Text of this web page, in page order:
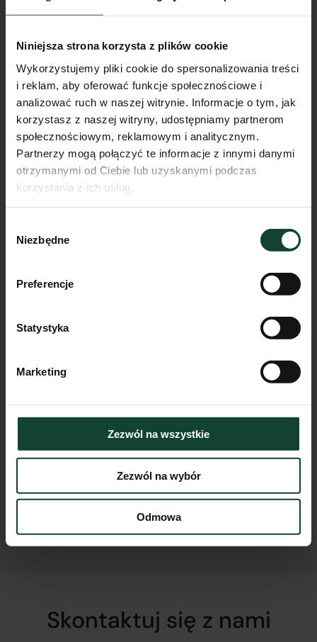
Niniejsza strona korzysta z plików cookie
Wykorzystujemy pliki cookie do spersonalizowania treści
i reklam, aby oferować funkcje społecznościowe i
analizować ruch w naszej witrynie. Informacje o tym, jak
korzystasz z naszej witryny, udostępniamy partnerom
społecznościowym, reklamowym i analitycznym.
Partnerzy mogą połączyć te informacje z innymi danymi
otrzymanymi od Ciebie lub uzyskanymi podczas
korzystania z ich usług.
zgody
Niezbędne
Preferencje
Statystyka
Marketing
Zezwól na wszystkie
Zezwól na wybór
Odmowa
Pokoje
Piętro
0
m²
Przejdź do karty lokalu
Lokal Lokal usługowy nr 1
Pokoje
0
m²
Przejdź do karty lokalu
Skontaktuj się z nami